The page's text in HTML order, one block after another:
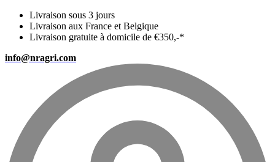
Livraison sous 3 jours
Livraison aux France et Belgique
Livraison gratuite à domicile de €350,-*
info@nragri.com